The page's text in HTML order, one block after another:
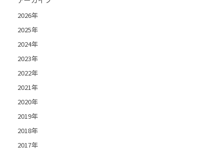
2026年
2025年
2024年
2023年
2022年
2021年
2020年
2019年
2018年
2017年